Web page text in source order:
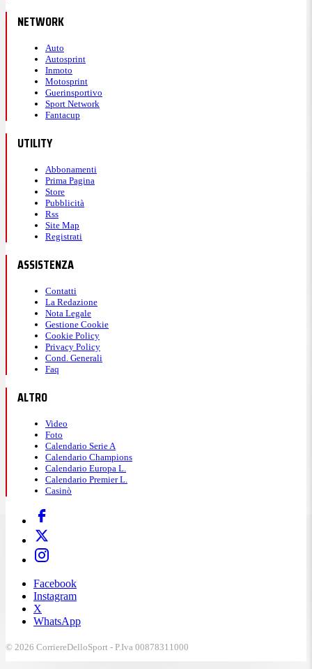
NETWORK
Auto
Autosprint
Inmoto
Motosprint
Guerinsportivo
Sport Network
Fantacup
UTILITY
Abbonamenti
Prima Pagina
Store
Pubblicità
Rss
Site Map
Registrati
ASSISTENZA
Contatti
La Redazione
Nota Legale
Gestione Cookie
Cookie Policy
Privacy Policy
Cond. Generali
Faq
ALTRO
Video
Foto
Calendario Serie A
Calendario Champions
Calendario Europa L.
Calendario Premier L.
Casinò
Facebook
Instagram
X
WhatsApp
© 2026 CorriereDelloSport - P.Iva 00878311000